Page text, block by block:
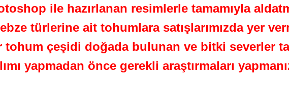
ile hazırlanan resimlerle tamamıyla
türlerine ait tohumlara satışlarımızda yer
tohum çeşidi doğada bulunan ve bitki severler
yapmadan önce gerekli araştırmaları